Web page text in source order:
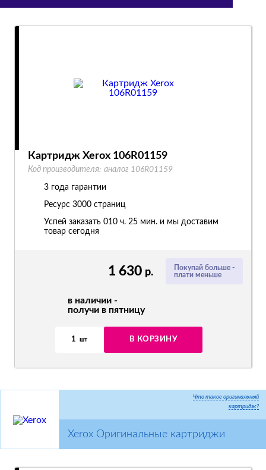
Покупай больше -
плати меньше
1 630 р.
в наличии -
получи в пятницу
1 шт В КОРЗИНУ
Картридж Xerox 106R01159
Код производителя: аналог 106R01159
3 года гарантии
Ресурс 3000 страниц
Успей заказать 010 ч. 25 мин. и мы доставим
товар сегодня
Что такое оригинальный
картридж?
Xerox Оригинальные картриджи